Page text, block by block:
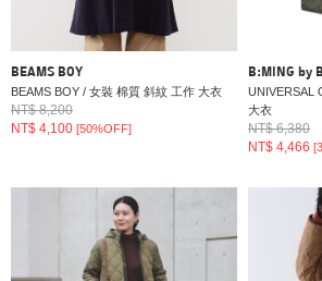
BEAMS BOY
BEAMS BOY / 女裝 棉質 斜紋 工作 大衣
NT$ 8,200
NT$ 4,100 [50%OFF]
B:MING by
UNIVERSAL
大衣
NT$ 6,380
NT$ 4,466